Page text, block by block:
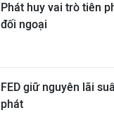
Phát huy vai trò tiên
đối ngoại
FED giữ nguyên lãi
phát